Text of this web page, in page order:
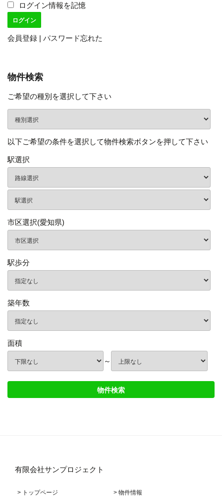
ログイン情報を記憶
会員登録 | パスワード忘れた
物件検索
ご希望の種別を選択して下さい
以下ご希望の条件を選択して物件検索ボタンを押して下さい
駅選択
市区選択(愛知県)
駅歩分
築年数
面積
～
有限会社サンプロジェクト
> トップページ > 物件情報